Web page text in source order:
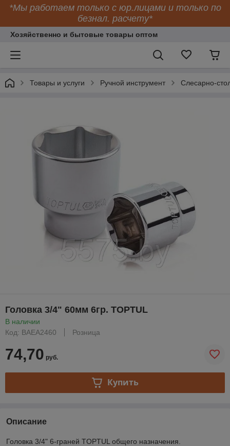
*Мы работаем только с юр.лицами и только по
безнал. расчету*
Хозяйственно и бытовые товары оптом
Товары и услуги Ручной инструмент Слесарно-
Головка 3/4" 60мм 6гр. TOPTUL
В наличии
Код: BAEA2460
Розница
74,70 руб.
Купить
Описание
Головка 3/4" 6-граней TOPTUL общего назначения.